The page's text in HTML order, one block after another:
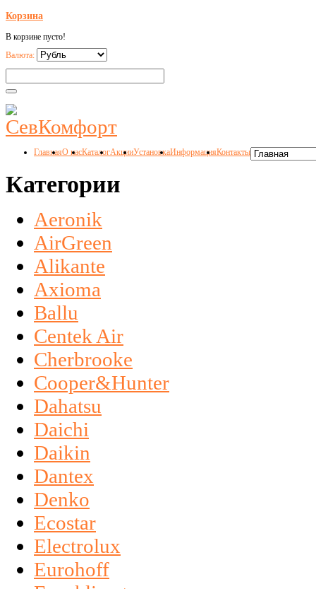
Корзина
В корзине пусто!
Валюта:
ГлавнаяО насКаталогАкцииУстановкаИнформацияКонтакты
Категории
Aeronik
AirGreen
Alikante
Axioma
Ballu
Centek Air
Cherbrooke
Cooper&Hunter
Dahatsu
Daichi
Daikin
Dantex
Denko
Ecostar
Electrolux
Eurohoff